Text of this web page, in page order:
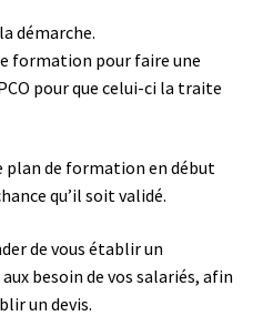
démarche.
formation pour faire une
pour que celui-ci la traite
plan de formation en début
qu’il soit validé.
de vous établir un
besoin de vos salariés, afin
un devis.